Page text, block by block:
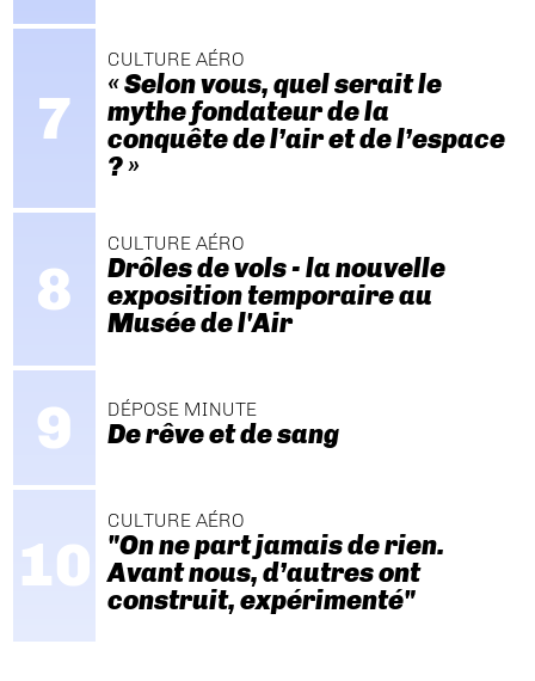
CULTURE AÉRO
« Selon vous, quel serait le
mythe fondateur de la
conquête de l’air et de l’espace
? »
CULTURE AÉRO
Drôles de vols - la nouvelle
exposition temporaire au
Musée de l'Air
DÉPOSE MINUTE
De rêve et de sang
CULTURE AÉRO
"On ne part jamais de rien.
Avant nous, d’autres ont
construit, expérimenté"